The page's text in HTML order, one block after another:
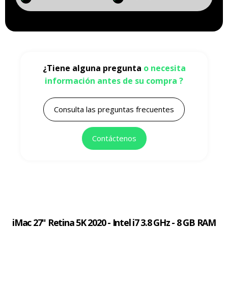
¿Tiene alguna pregunta o necesita
información antes de su compra ?
Consulta las preguntas frecuentes
Contáctenos
iMac 27" Retina 5K 2020 - Intel i7 3.8 GHz - 8 GB RAM